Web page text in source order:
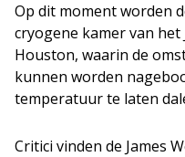
Op dit moment worden
cryogene kamer van het
Houston, waarin de
kunnen worden
temperatuur te laten
Critici vinden de James